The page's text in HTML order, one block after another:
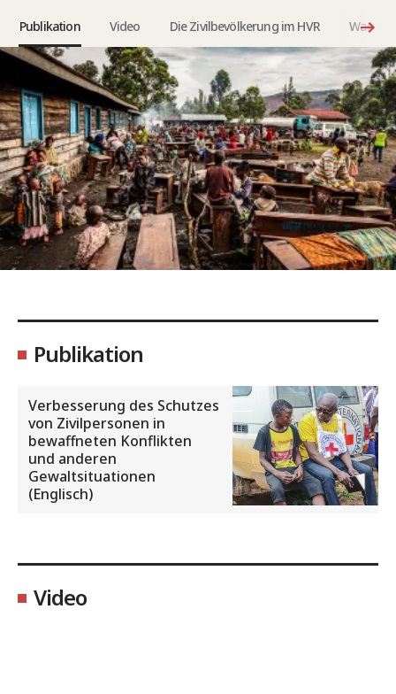
Publikation Video Die Zivilbevölkerung im HVR Was
Publikation
Verbesserung des Schutzes
von Zivilpersonen in
bewaffneten Konflikten
und anderen
Gewaltsituationen
(Englisch)
Video